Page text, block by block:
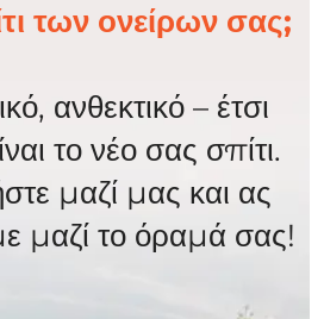
των ονείρων σας;
ανθεκτικό – έτσι
το νέο σας σπίτι.
μαζί μας και ας
μαζί το όραμά σας!